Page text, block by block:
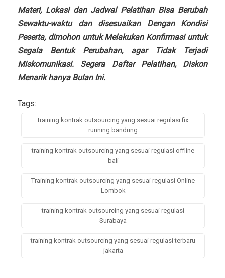
Materi, Lokasi dan Jadwal Pelatihan Bisa Berubah
Sewaktu-waktu dan disesuaikan Dengan Kondisi
Peserta, dimohon untuk Melakukan Konfirmasi untuk
Segala Bentuk Perubahan, agar Tidak Terjadi
Miskomunikasi. Segera Daftar Pelatihan, Diskon
Menarik hanya Bulan Ini.
Tags:
training kontrak outsourcing yang sesuai regulasi fix
running bandung
training kontrak outsourcing yang sesuai regulasi offline
bali
Training kontrak outsourcing yang sesuai regulasi Online
Lombok
training kontrak outsourcing yang sesuai regulasi
Surabaya
training kontrak outsourcing yang sesuai regulasi terbaru
jakarta